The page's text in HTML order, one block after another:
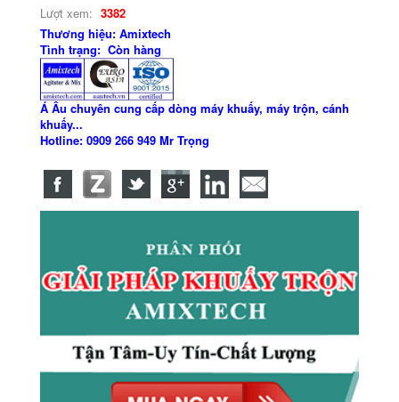
Lượt xem: 3382
Thương hiệu: Amixtech
Tình trạng: Còn hàng
Á Âu chuyên cung cấp dòng máy khuấy, máy trộn, cánh
khuấy...
Hotline: 0909 266 949 Mr Trọng